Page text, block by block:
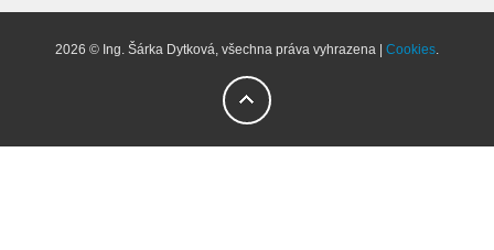
2026 © Ing. Šárka Dytková, všechna práva vyhrazena | Cookies.